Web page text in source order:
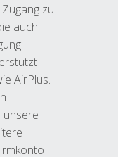
zu
auch
AirPlus.
unsere